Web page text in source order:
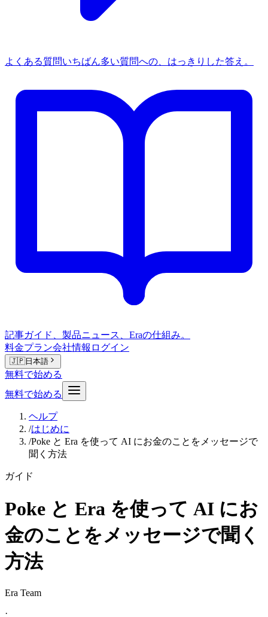
よくある質問いちばん多い質問への、はっきりした答え。
記事ガイド、製品ニュース、Eraの仕組み。
料金プラン会社情報 ログイン
🇯🇵日本語
無料で始める
無料で始める
ヘルプ
/はじめに
/Poke と Era を使って AI にお金のことをメッセージで
聞く方法
ガイド
Poke と Era を使って AI にお
金のことをメッセージで聞く
方法
Era Team
·